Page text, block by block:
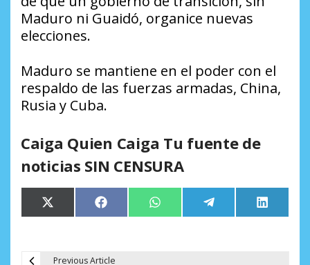
Maduro ni Guaidó, organice nuevas
elecciones.
Maduro se mantiene en el poder con el
respaldo de las fuerzas armadas, China,
Rusia y Cuba.
Caiga Quien Caiga Tu fuente de
noticias SIN CENSURA
Compartir
en
X
(Twitter)
Compartir
en
Facebook Compartir
en
WhatsApp Compartir
en
Telegram
en
LinkedIn
Previous Article